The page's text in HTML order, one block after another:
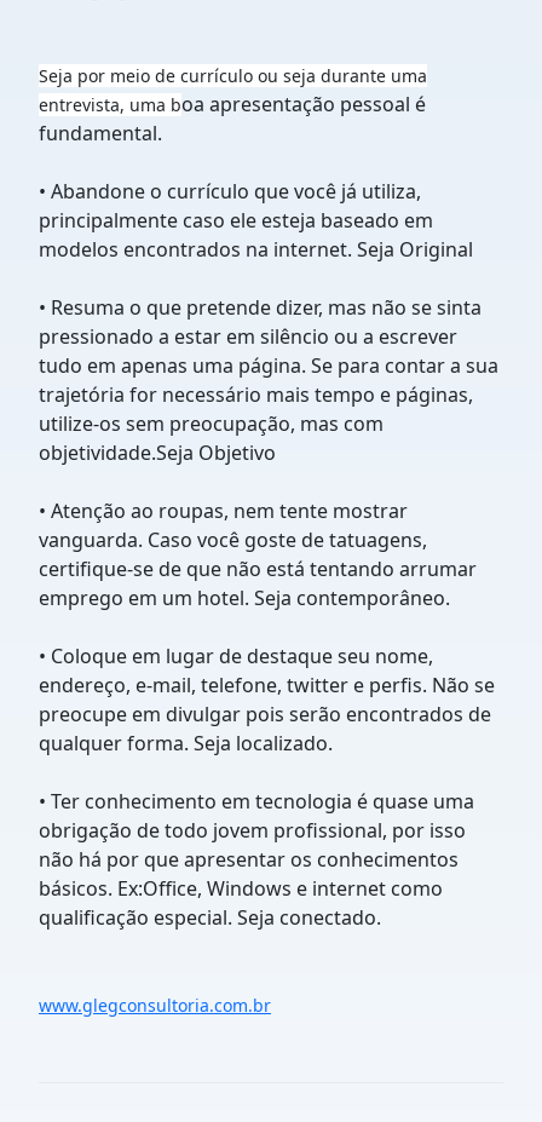
Seja por meio de currículo ou seja durante uma
entrevista, uma boa apresentação pessoal é
fundamental.
• Abandone o currículo que você já utiliza,
principalmente caso ele esteja baseado em
modelos encontrados na internet. Seja Original
• Resuma o que pretende dizer, mas não se sinta
pressionado a estar em silêncio ou a escrever
tudo em apenas uma página. Se para contar a sua
trajetória for necessário mais tempo e páginas,
utilize-os sem preocupação, mas com
objetividade.Seja Objetivo
• Atenção ao roupas, nem tente mostrar
vanguarda. Caso você goste de tatuagens,
certifique‑se de que não está tentando arrumar
emprego em um hotel. Seja contemporâneo.
• Coloque em lugar de destaque seu nome,
endereço, e‑mail, telefone, twitter e perfis. Não se
preocupe em divulgar pois serão encontrados de
qualquer forma. Seja localizado.
• Ter conhecimento em tecnologia é quase uma
obrigação de todo jovem profissional, por isso
não há por que apresentar os conhecimentos
básicos. Ex:Office, Windows e internet como
qualificação especial. Seja conectado.
www.glegconsultoria.com.br